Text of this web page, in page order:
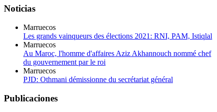
Noticias
Marruecos
Les grands vainqueurs des élections 2021: RNI, PAM, Istiqlal
Marruecos
Au Maroc, l'homme d'affaires Aziz Akhannouch nommé chef
du gouvernement par le roi
Marruecos
PJD: Othmani démissionne du secrétariat général
Publicaciones